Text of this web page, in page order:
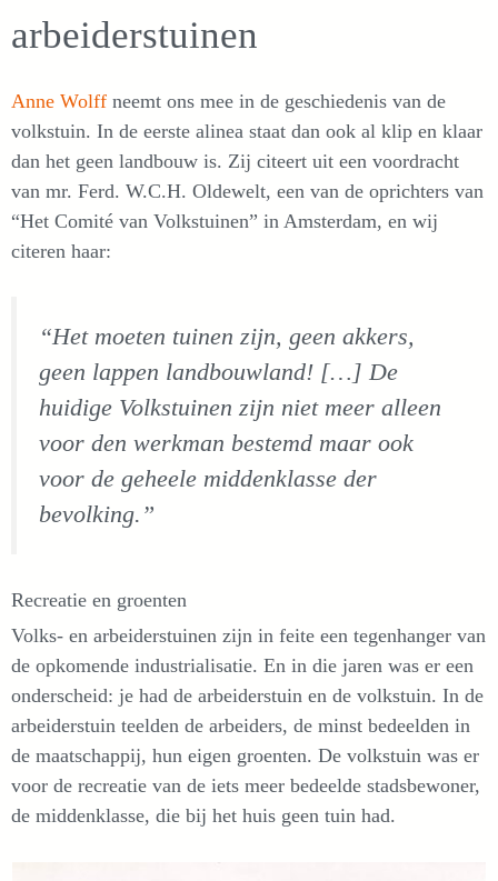
arbeiderstuinen
Anne Wolff neemt ons mee in de geschiedenis van de
volkstuin. In de eerste alinea staat dan ook al klip en klaar
dan het geen landbouw is. Zij citeert uit een voordracht
van mr. Ferd. W.C.H. Oldewelt, een van de oprichters van
“Het Comité van Volkstuinen” in Amsterdam, en wij
citeren haar:
“Het moeten tuinen zijn, geen akkers,
geen lappen landbouwland! […] De
huidige Volkstuinen zijn niet meer alleen
voor den werkman bestemd maar ook
voor de geheele middenklasse der
bevolking.”
Recreatie en groenten
Volks- en arbeiderstuinen zijn in feite een tegenhanger van
de opkomende industrialisatie. En in die jaren was er een
onderscheid: je had de arbeiderstuin en de volkstuin. In de
arbeiderstuin teelden de arbeiders, de minst bedeelden in
de maatschappij, hun eigen groenten. De volkstuin was er
voor de recreatie van de iets meer bedeelde stadsbewoner,
de middenklasse, die bij het huis geen tuin had.